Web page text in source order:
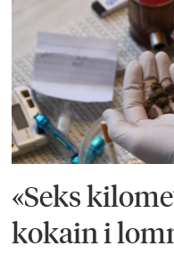
«Seks
kokain i